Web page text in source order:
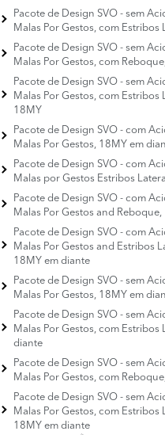
Pacote de Design SVO - sem
Malas Por Gestos, com Estribos
Pacote de Design SVO - sem
Malas Por Gestos, com
Pacote de Design SVO - sem
Malas Por Gestos, com Estribos
18MY
Pacote de Design SVO - com
Malas Por Gestos, 18MY em
Pacote de Design SVO - com
Malas por Gestos Estribos
Pacote de Design SVO - com
Malas Por Gestos and
Pacote de Design SVO - com
Malas Por Gestos and Estribos
18MY em diante
Pacote de Design SVO - sem
Malas Por Gestos, 18MY em
Pacote de Design SVO - sem
Malas Por Gestos, com
diante
Pacote de Design SVO - sem
Malas Por Gestos, com
Pacote de Design SVO - sem
Malas Por Gestos, com Estribos
18MY em diante